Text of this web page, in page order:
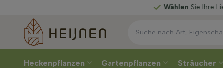
Sie Ihre Lieferwoche
Heckenpflanzen Gartenpflanzen Sträucher